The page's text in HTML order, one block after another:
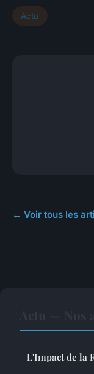
Actu
← Voir tous les
L'Impact de la